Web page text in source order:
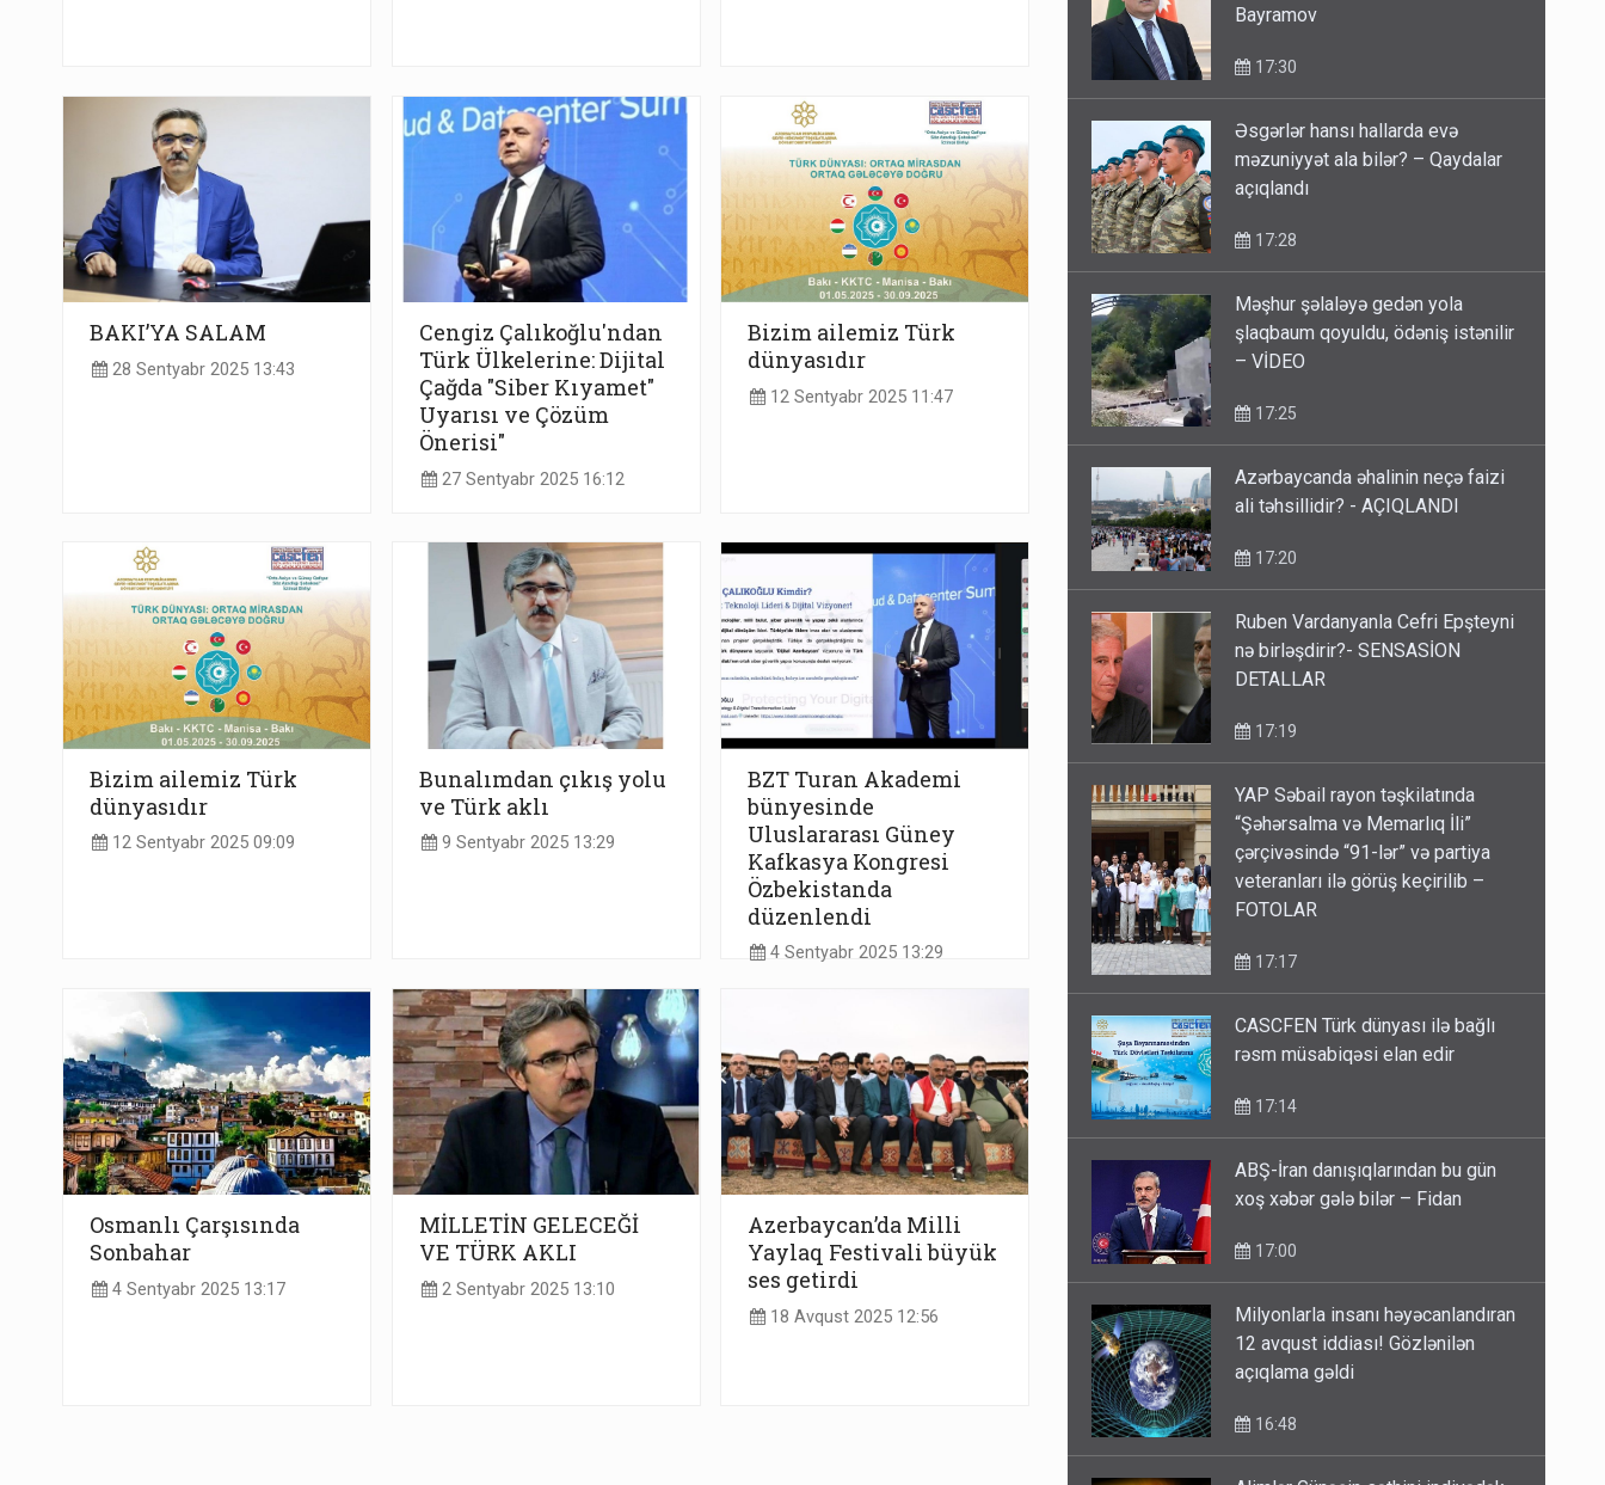
BAKI’YA SALAM
28 Sentyabr 2025 13:43
Cengiz Çalıkoğlu'ndan
Türk Ülkelerine: Dijital
Çağda "Siber Kıyamet"
Uyarısı ve Çözüm
Önerisi"
27 Sentyabr 2025 16:12
Bizim ailemiz Türk
dünyasıdır
12 Sentyabr 2025 11:47
Bizim ailemiz Türk
dünyasıdır
12 Sentyabr 2025 09:09
Bunalımdan çıkış yolu
ve Türk aklı
9 Sentyabr 2025 13:29
BZT Turan Akademi
bünyesinde
Uluslararası Güney
Kafkasya Kongresi
Özbekistanda
düzenlendi
4 Sentyabr 2025 13:29
Osmanlı Çarşısında
Sonbahar
4 Sentyabr 2025 13:17
MİLLETİN GELECEĞİ
VE TÜRK AKLI
2 Sentyabr 2025 13:10
Azerbaycan’da Milli
Yaylaq Festivali büyük
ses getirdi
18 Avqust 2025 12:56
Bayramov
17:30
Əsgərlər hansı hallarda evə
məzuniyyət ala bilər? – Qaydalar
açıqlandı
17:28
Məşhur şəlaləyə gedən yola
şlaqbaum qoyuldu, ödəniş istənilir
– VİDEO
17:25
Azərbaycanda əhalinin neçə faizi
ali təhsillidir? - AÇIQLANDI
17:20
Ruben Vardanyanla Cefri Epşteyni
nə birləşdirir?- SENSASİON
DETALLAR
17:19
YAP Səbail rayon təşkilatında
“Şəhərsalma və Memarlıq İli”
çərçivəsində “91-lər” və partiya
veteranları ilə görüş keçirilib –
FOTOLAR
17:17
CASCFEN Türk dünyası ilə bağlı
rəsm müsabiqəsi elan edir
17:14
ABŞ-İran danışıqlarından bu gün
xoş xəbər gələ bilər – Fidan
17:00
Milyonlarla insanı həyəcanlandıran
12 avqust iddiası! Gözlənilən
açıqlama gəldi
16:48